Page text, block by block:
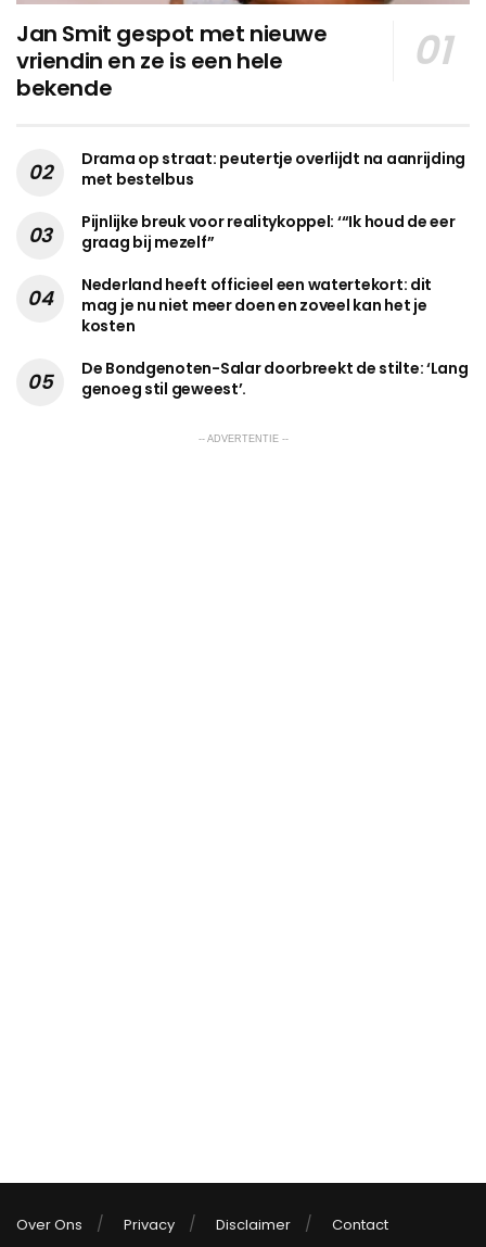
Jan Smit gespot met nieuwe
vriendin en ze is een hele
bekende
Drama op straat: peutertje overlijdt na aanrijding
met bestelbus
Pijnlijke breuk voor realitykoppel: ‘“Ik houd de eer
graag bij mezelf”
Nederland heeft officieel een watertekort: dit
mag je nu niet meer doen en zoveel kan het je
kosten
De Bondgenoten-Salar doorbreekt de stilte: ‘Lang
genoeg stil geweest’.
-- ADVERTENTIE --
Over Ons Privacy Disclaimer Contact